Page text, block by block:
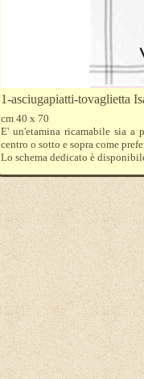
1-asciugapiatti-tovaglietta
cm 40 x 70
E' un'etamina ricamabile sia a
centro o sotto e sopra come
Lo schema dedicato è